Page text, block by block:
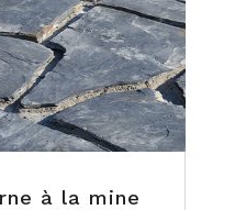
à la mine